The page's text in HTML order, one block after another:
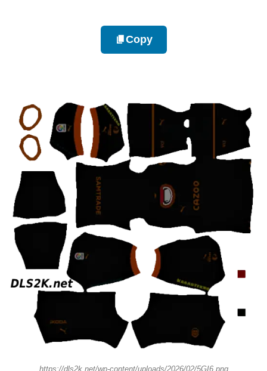
Copy
https://dls2k.net/wp-content/uploads/2026/02/5GI6.png